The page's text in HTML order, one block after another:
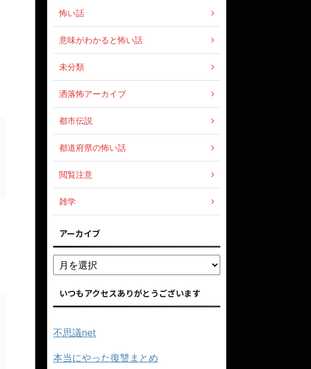
怖い話
意味がわかると怖い話
未分類
洒落怖アーカイブ
都市伝説
都道府県の怖い話
閲覧注意
雑学
アーカイブ
いつもアクセスありがとうございます
不思議net
本当にやった復讐まとめ